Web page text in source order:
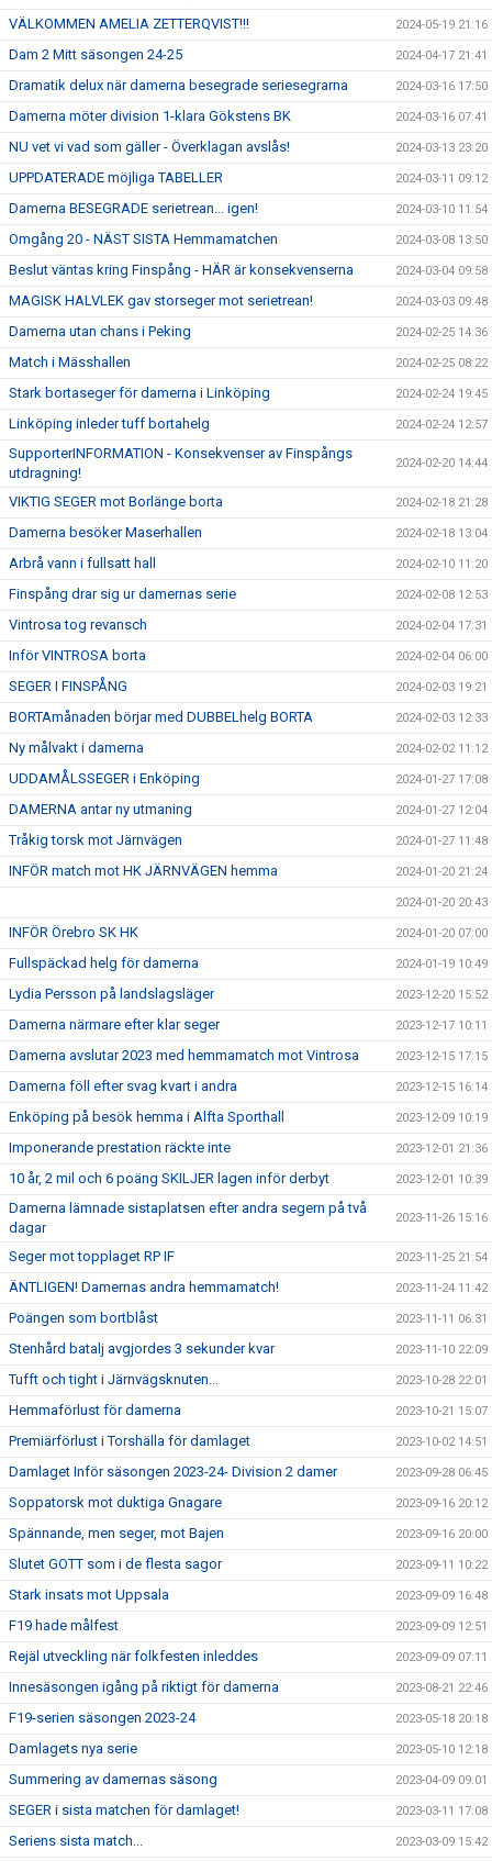
VÄLKOMMEN AMELIA ZETTERQVIST!!! 2024-05-19 21:16
Dam 2 Mitt säsongen 24-25 2024-04-17 21:41
Dramatik delux när damerna besegrade seriesegrarna 2024-03-16 17:50
Damerna möter division 1-klara Gökstens BK 2024-03-16 07:41
NU vet vi vad som gäller - Överklagan avslås! 2024-03-13 23:20
UPPDATERADE möjliga TABELLER 2024-03-11 09:12
Damerna BESEGRADE serietrean... igen! 2024-03-10 11:54
Omgång 20 - NÄST SISTA Hemmamatchen 2024-03-08 13:50
Beslut väntas kring Finspång - HÄR är konsekvenserna 2024-03-04 09:58
MAGISK HALVLEK gav storseger mot serietrean! 2024-03-03 09:48
Damerna utan chans i Peking 2024-02-25 14:36
Match i Mässhallen 2024-02-25 08:22
Stark bortaseger för damerna i Linköping 2024-02-24 19:45
Linköping inleder tuff bortahelg 2024-02-24 12:57
SupporterINFORMATION - Konsekvenser av Finspångs
utdragning!
2024-02-20 14:44
VIKTIG SEGER mot Borlänge borta 2024-02-18 21:28
Damerna besöker Maserhallen 2024-02-18 13:04
Arbrå vann i fullsatt hall 2024-02-10 11:20
Finspång drar sig ur damernas serie 2024-02-08 12:53
Vintrosa tog revansch 2024-02-04 17:31
Inför VINTROSA borta 2024-02-04 06:00
SEGER I FINSPÅNG 2024-02-03 19:21
BORTAmånaden börjar med DUBBELhelg BORTA 2024-02-03 12:33
Ny målvakt i damerna 2024-02-02 11:12
UDDAMÅLSSEGER i Enköping 2024-01-27 17:08
DAMERNA antar ny utmaning 2024-01-27 12:04
Tråkig torsk mot Järnvägen 2024-01-27 11:48
INFÖR match mot HK JÄRNVÄGEN hemma 2024-01-20 21:24
2024-01-20 20:43
INFÖR Örebro SK HK 2024-01-20 07:00
Fullspäckad helg för damerna 2024-01-19 10:49
Lydia Persson på landslagsläger 2023-12-20 15:52
Damerna närmare efter klar seger 2023-12-17 10:11
Damerna avslutar 2023 med hemmamatch mot Vintrosa 2023-12-15 17:15
Damerna föll efter svag kvart i andra 2023-12-15 16:14
Enköping på besök hemma i Alfta Sporthall 2023-12-09 10:19
Imponerande prestation räckte inte 2023-12-01 21:36
10 år, 2 mil och 6 poäng SKILJER lagen inför derbyt 2023-12-01 10:39
Damerna lämnade sistaplatsen efter andra segern på två
dagar
2023-11-26 15:16
Seger mot topplaget RP IF 2023-11-25 21:54
ÄNTLIGEN! Damernas andra hemmamatch! 2023-11-24 11:42
Poängen som bortblåst 2023-11-11 06:31
Stenhård batalj avgjordes 3 sekunder kvar 2023-11-10 22:09
Tufft och tight i Järnvägsknuten... 2023-10-28 22:01
Hemmaförlust för damerna 2023-10-21 15:07
Premiärförlust i Torshälla för damlaget 2023-10-02 14:51
Damlaget Inför säsongen 2023-24- Division 2 damer 2023-09-28 06:45
Soppatorsk mot duktiga Gnagare 2023-09-16 20:12
Spännande, men seger, mot Bajen 2023-09-16 20:00
Slutet GOTT som i de flesta sagor 2023-09-11 10:22
Stark insats mot Uppsala 2023-09-09 16:48
F19 hade målfest 2023-09-09 12:51
Rejäl utveckling när folkfesten inleddes 2023-09-09 07:11
Innesäsongen igång på riktigt för damerna 2023-08-21 22:46
F19-serien säsongen 2023-24 2023-05-18 20:18
Damlagets nya serie 2023-05-10 12:18
Summering av damernas säsong 2023-04-09 09:01
SEGER i sista matchen för damlaget! 2023-03-11 17:08
Seriens sista match... 2023-03-09 15:42